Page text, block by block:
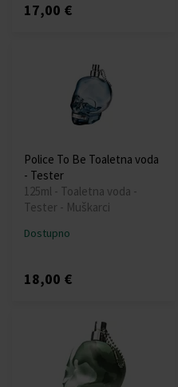
17,00 €
Police To Be Toaletna voda
- Tester
125ml - Toaletna voda -
Tester - Muškarci
Dostupno
18,00 €